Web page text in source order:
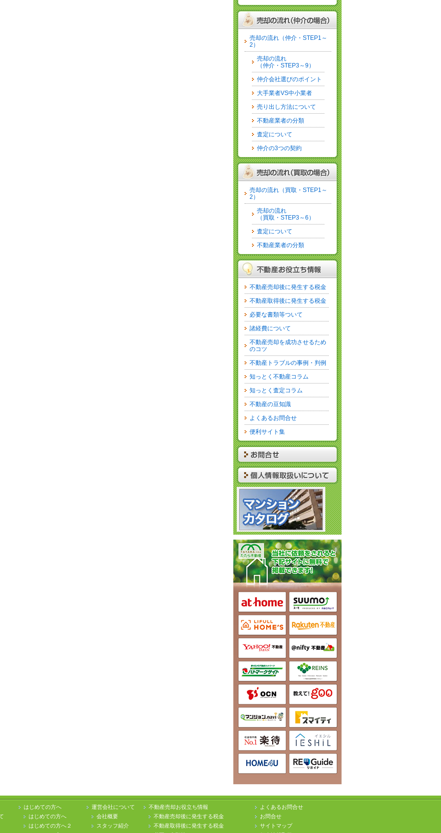
売却の流れ（仲介・STEP1～
2）
売却の流れ
（仲介・STEP3～9）
仲介会社選びのポイント
大手業者VS中小業者
売り出し方法について
不動産業者の分類
査定について
仲介の3つの契約
売却の流れ（買取・STEP1～
2）
売却の流れ
（買取・STEP3～6）
査定について
不動産業者の分類
不動産売却後に発生する税金
不動産取得後に発生する税金
必要な書類等ついて
諸経費について
不動産売却を成功させるため
のコツ
不動産トラブルの事例・判例
知っとく不動産コラム
知っとく査定コラム
不動産の豆知識
よくあるお問合せ
便利サイト集
はじめての方へ
はじめての方へ
はじめての方へ２
運営会社について
会社概要
スタッフ紹介
不動産売却お役立ち情報
不動産売却後に発生する税金
不動産取得後に発生する税金
よくあるお問合せ
お問合せ
サイトマップ